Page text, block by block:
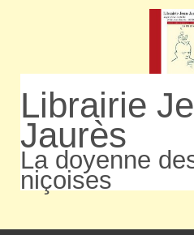
Librairie
Jaurès
La doyenne
niçoises